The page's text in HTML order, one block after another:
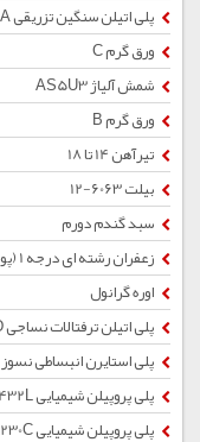
پلی اتیلن سنگین تزریقی 5030SA
ورق گرم C
شمش آلیاژ AS5U3
ورق گرم B
تیرآهن 14 تا 18
بیلت 6063-12
سبد گندم دورم
زعفران رشته ای درجه 1 (پوشال مرغوب)
اوره گرانول
پلی اتیلن ترفتالات نساجی TG645 MOD
پلی استایرن انبساطی نسوز SE40
پلی پروپیلن شیمیایی ZB432L
پلی پروپیلن شیمیایی PNR230C